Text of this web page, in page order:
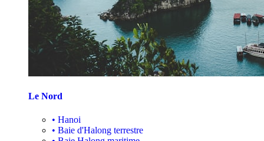
Le Nord
• Hanoi
• Baie d'Halong terrestre